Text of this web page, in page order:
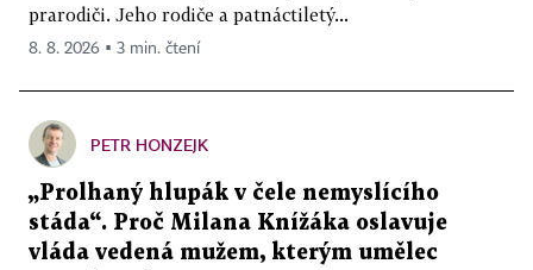
prarodiči. Jeho rodiče a patnáctiletý...
8. 8. 2026 ▪ 3 min. čtení
PETR HONZEJK
„Prolhaný hlupák v čele nemyslícího
stáda“. Proč Milana Knížáka oslavuje
vláda vedená mužem, kterým umělec